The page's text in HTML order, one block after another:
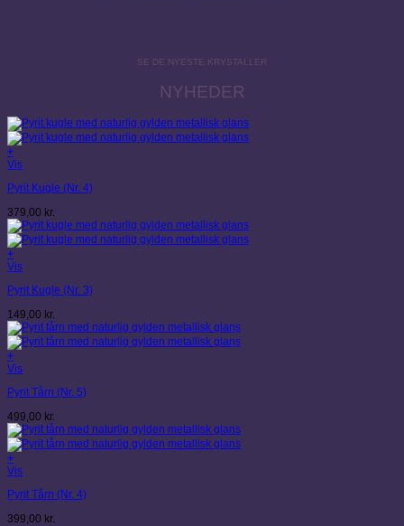
SE DE NYESTE KRYSTALLER
NYHEDER
+
Vis
Pyrit Kugle (Nr. 4)
379,00 kr.
+
Vis
Pyrit Kugle (Nr. 3)
149,00 kr.
+
Vis
Pyrit Tårn (Nr. 5)
499,00 kr.
+
Vis
Pyrit Tårn (Nr. 4)
399,00 kr.